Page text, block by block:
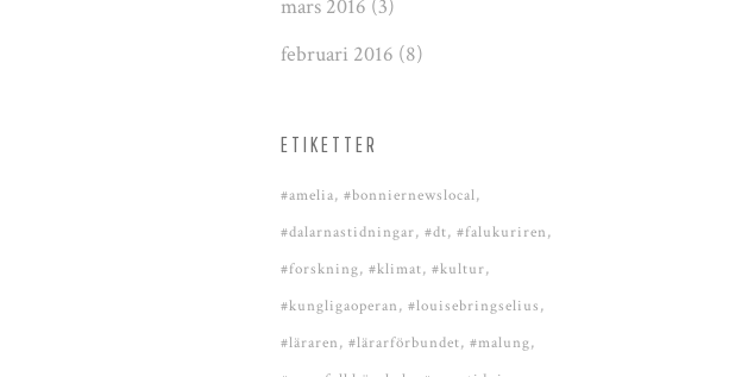
mars 2016 (3)
februari 2016 (8)
ETIKETTER
#amelia #bonniernewslocal
#dalarnastidningar #dt #falukuriren
#forskning #klimat #kultur
#kungligaoperan #louisebringselius
#läraren #lärarförbundet #malung